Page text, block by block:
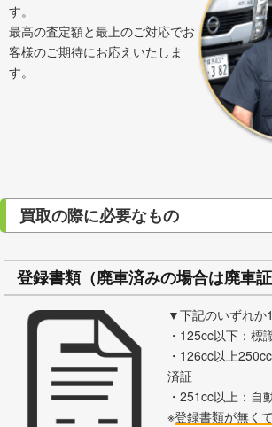
す。
最高の査定額と最上のご対応でお
客様のご期待にお応えいたしま
す。
買取の際に必要なもの
登録書類（廃車済みの場合は廃車証
▼下記のいずれか
・125cc以下：標
・126cc以上
済証
・251cc以上：自
※登録書類が無く